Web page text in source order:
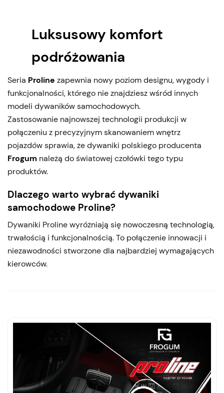
Luksusowy komfort
podróżowania
Seria Proline zapewnia nowy poziom designu, wygody i
funkcjonalności, którego nie znajdziesz wśród innych
modeli dywaników samochodowych.
Zastosowanie najnowszej technologii produkcji w
połączeniu z precyzyjnym skanowaniem wnętrz
pojazdów sprawia, że dywaniki polskiego producenta
Frogum należą do światowej czołówki tego typu
produktów.
Dlaczego warto wybrać dywaniki
samochodowe Proline?
Dywaniki Proline wyróżniają się nowoczesną technologią,
trwałością i funkcjonalnością. To połączenie innowacji i
niezawodności stworzone dla najbardziej wymagających
kierowców.